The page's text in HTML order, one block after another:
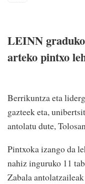
LEINN
arteko pintxo
Berrikuntza eta
gazteek eta,
antolatu dute,
Pintxoka izango da
nahiz inguruko 11
Zabala